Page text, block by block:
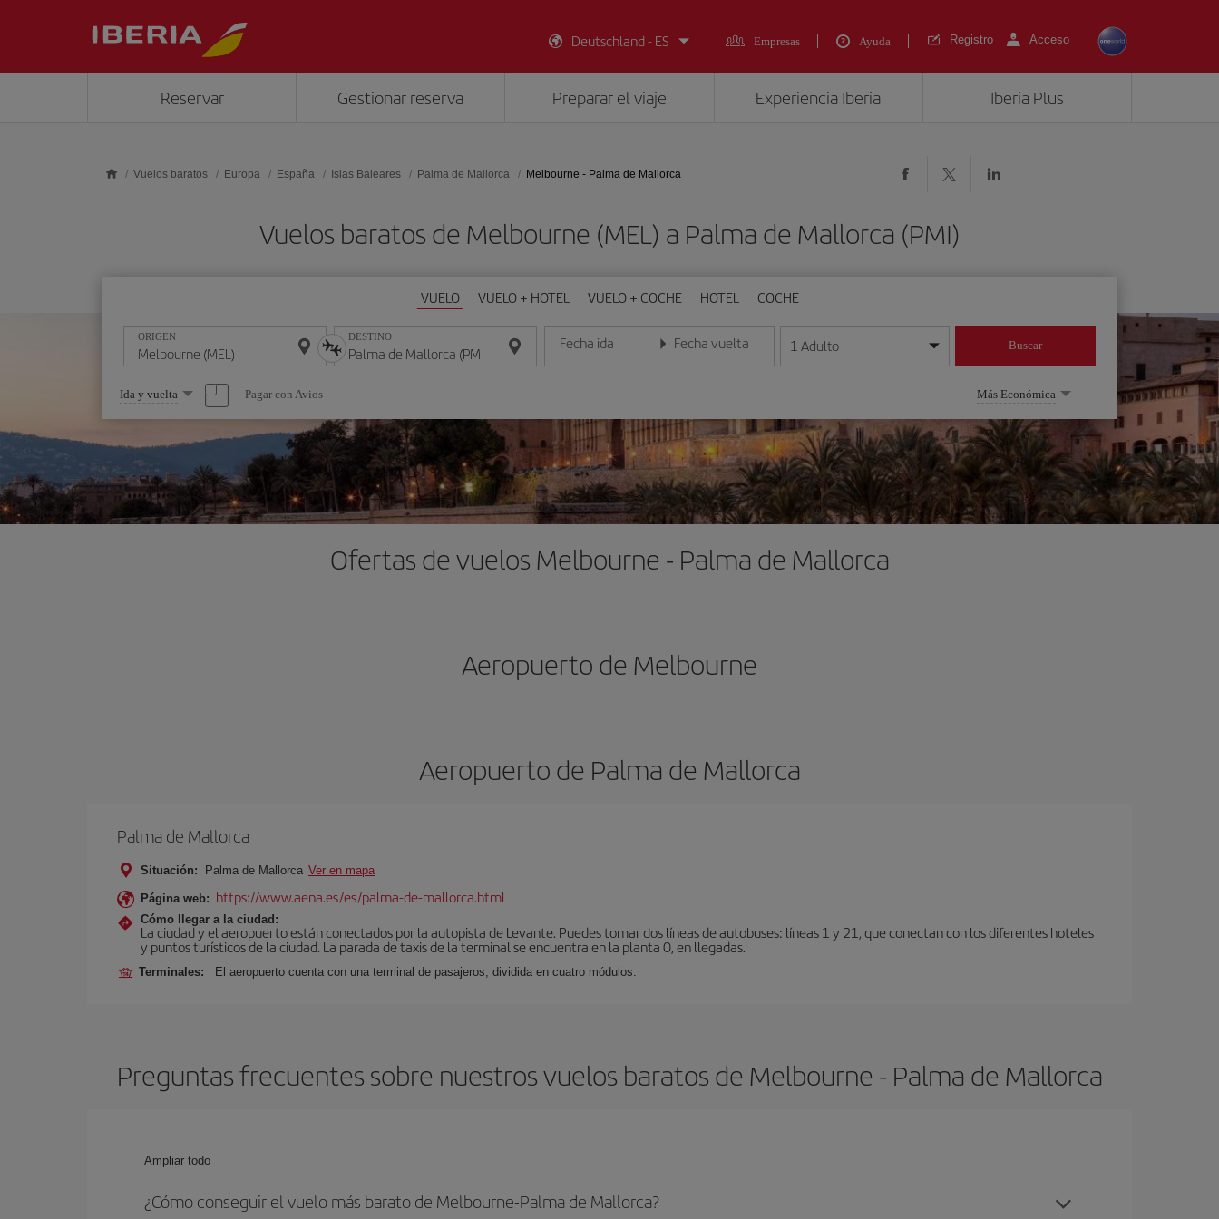
Deutschland - ES
Empresas Ayuda Registro Acceso
Reservar Gestionar reserva Preparar el viaje Experiencia Iberia Iberia Plus
Vuelos baratos Europa España Islas Baleares Palma de Mallorca Melbourne - Palma de Mallorca
Vuelos baratos de Melbourne (MEL) a Palma de Mallorca (PMI)
VUELO VUELO + HOTEL VUELO + COCHE HOTEL COCHE
ORIGEN DESTINO Fecha ida
Introduce la fecha en formato día/mes/año
Fecha vuelta
Introduce la fecha en formato día/mes/año
1 Adulto Buscar
Seleccione
una
opción
Ida y vuelta Pagar con Avios Más Económica
Ofertas de vuelos Melbourne - Palma de Mallorca
Aeropuerto de Melbourne
Aeropuerto de Palma de Mallorca
Palma de Mallorca
Situación: Palma de Mallorca Ver en mapa
Página web: https://www.aena.es/es/palma-de-mallorca.html
Cómo llegar a la ciudad:
La ciudad y el aeropuerto están conectados por la autopista de Levante. Puedes tomar dos líneas de autobuses: líneas 1 y 21, que conectan con los diferentes hoteles
y puntos turísticos de la ciudad. La parada de taxis de la terminal se encuentra en la planta 0, en llegadas.
Terminales: El aeropuerto cuenta con una terminal de pasajeros, dividida en cuatro módulos.
Preguntas frecuentes sobre nuestros vuelos baratos de Melbourne - Palma de Mallorca
Ampliar todo
¿Cómo conseguir el vuelo más barato de Melbourne-Palma de Mallorca?